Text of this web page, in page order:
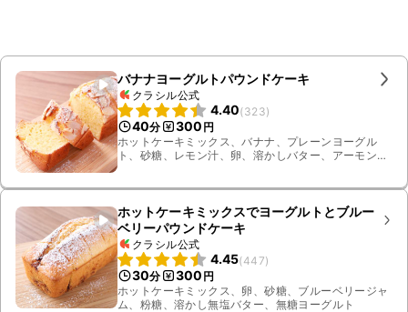
バナナヨーグルトパウンドケーキ
クラシル公式
4.40(323)
40分 300 円
ホットケーキミックス、バナナ、プレーンヨーグル
ト、砂糖、レモン汁、卵、溶かしバター、アーモンド
ホットケーキミックスでヨーグルトとブルー
ベリーパウンドケーキ
クラシル公式
4.45(447)
30分 300 円
ホットケーキミックス、卵、砂糖、ブルーベリージャ
ム、粉糖、溶かし無塩バター、無糖ヨーグルト